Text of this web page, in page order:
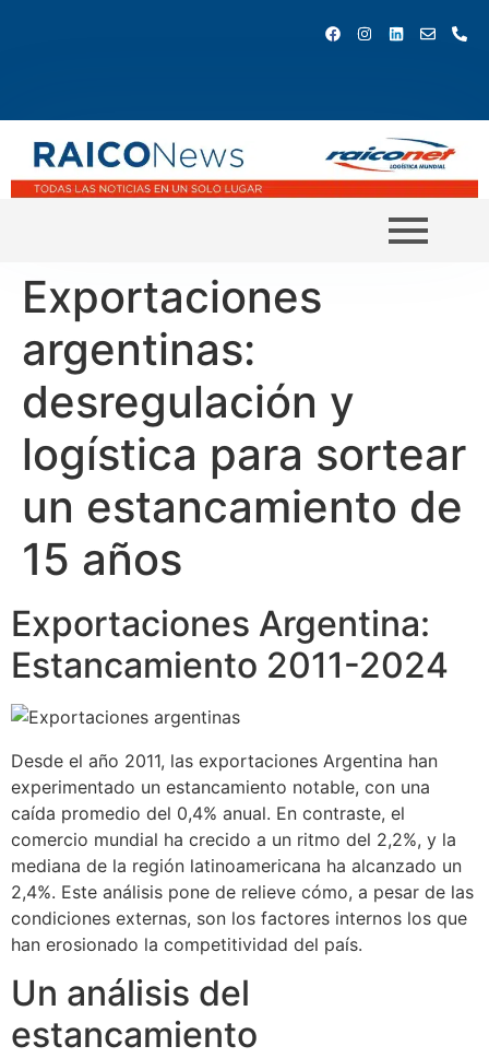
Exportaciones
argentinas:
desregulación y
logística para sortear
un estancamiento de
15 años
Exportaciones Argentina:
Estancamiento 2011-2024
Desde el año 2011, las exportaciones Argentina han
experimentado un estancamiento notable, con una
caída promedio del 0,4% anual. En contraste, el
comercio mundial ha crecido a un ritmo del 2,2%, y la
mediana de la región latinoamericana ha alcanzado un
2,4%. Este análisis pone de relieve cómo, a pesar de las
condiciones externas, son los factores internos los que
han erosionado la competitividad del país.
Un análisis del
estancamiento